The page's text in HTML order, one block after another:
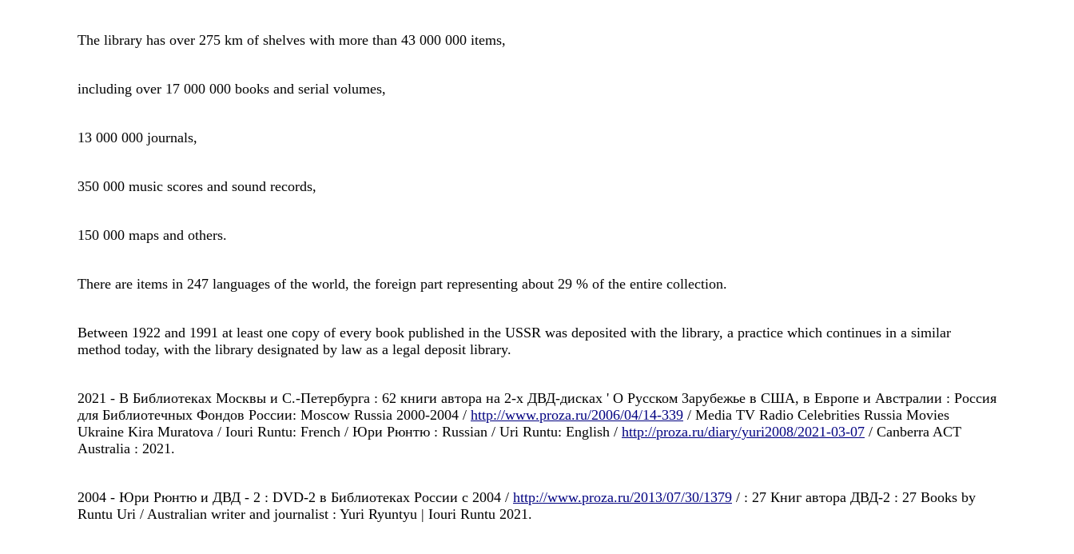
The library has over 275 km of shelves with more than 43 000 000 items,
including over 17 000 000 books and serial volumes,
13 000 000 journals,
350 000 music scores and sound records,
150 000 maps and others.
There are items in 247 languages of the world, the foreign part representing about 29 % of the entire collection.
Between 1922 and 1991 at least one copy of every book published in the USSR was deposited with the library, a practice which continues in a similar
method today, with the library designated by law as a legal deposit library.
2021 - В Библиотеках Москвы и С.-Петербурга : 62 книги автора на 2-х ДВД-дисках ' О Pусском 3арубежьe в США, в Европе и Австралии : Россия
для Библиотечных Фондов России: Moscow Russia 2000-2004 / http://www.proza.ru/2006/04/14-339 / Media TV Radio Celebrities Russia Movies
Ukraine Kira Muratova / Iouri Runtu: French / Юри Рюнтю : Russian / Uri Runtu: English / http://proza.ru/diary/yuri2008/2021-03-07 / Canberra ACT
Australia : 2021.
2004 - Юри Рюнтю и ДВД - 2 : DVD-2 в Библиотеках России с 2004 / http://www.proza.ru/2013/07/30/1379 / : 27 Книг автора ДВД-2 : 27 Books by
Runtu Uri / Australian writer and journalist : Yuri Ryuntyu | Iouri Runtu 2021.